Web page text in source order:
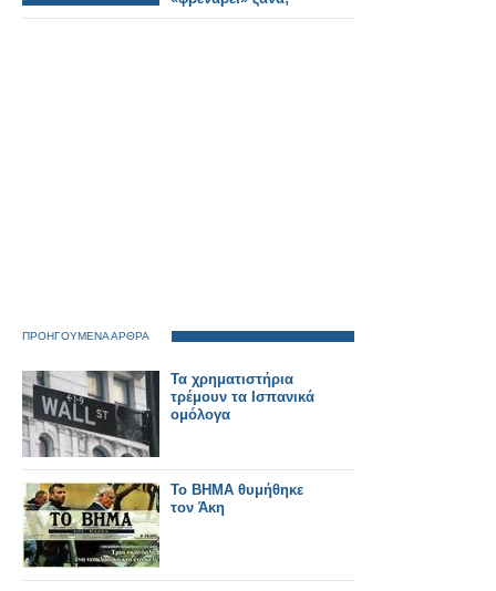
ΠΡΟΗΓΟΥΜΕΝΑ ΑΡΘΡΑ
Τα χρηματιστήρια
τρέμουν τα Ισπανικά
ομόλογα
To BHMA θυμήθηκε
τον Άκη